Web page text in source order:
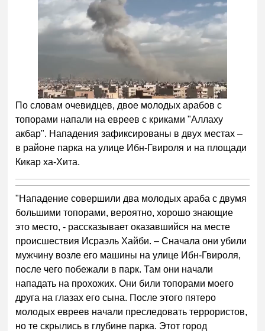
По словам очевидцев, двое молодых арабов с
топорами напали на евреев с криками "Аллаху
акбар". Нападения зафиксированы в двух местах –
в районе парка на улице Ибн-Гвироля и на площади
Кикар ха-Хита.
"Нападение совершили два молодых араба с двумя
большими топорами, вероятно, хорошо знающие
это место, - рассказывает оказавшийся на месте
происшествия Исраэль Хайби. – Сначала они убили
мужчину возле его машины на улице Ибн-Гвироля,
после чего побежали в парк. Там они начали
нападать на прохожих. Они били топорами моего
друга на глазах его сына. После этого пятеро
молодых евреев начали преследовать террористов,
но те скрылись в глубине парка. Этот город